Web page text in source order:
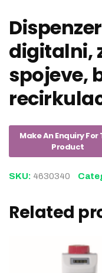
digitalni,
spojeve,
SKU: 4630340
Related